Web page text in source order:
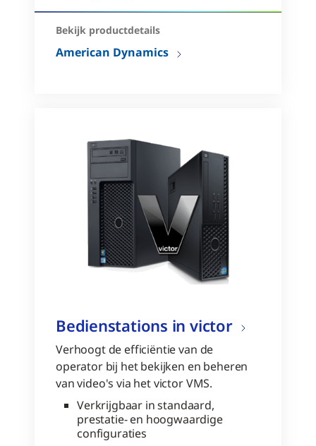
Bekijk productdetails
American Dynamics
Bedienstations in victor
Verhoogt de efficiëntie van de
operator bij het bekijken en beheren
van video's via het victor VMS.
Verkrijgbaar in standaard,
prestatie- en hoogwaardige
configuraties